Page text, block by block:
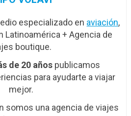
especializado en aviación,
Latinoamérica + Agencia de
boutique.
de 20 años publicamos
para ayudarte a viajar
mejor.
somos una agencia de viajes